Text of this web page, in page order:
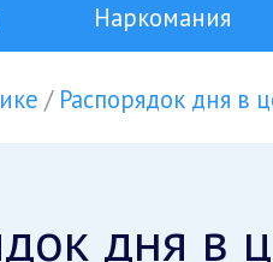
Наркомания
Распорядок дня в
дня в